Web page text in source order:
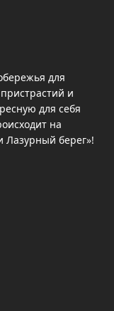
для
и
для себя
на
Лазурный берег»!